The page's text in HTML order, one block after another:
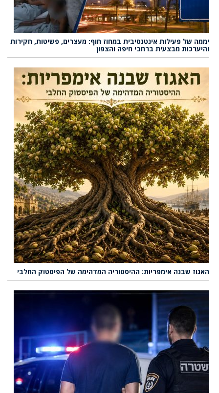
יממה של פעילות אינטנסיבית במחוז חוף: מעצרים, פשיטות, חקירות
והיערכות מבצעית ברחבי חיפה והצפון
האגוז שבנה אימפריות: ההיסטוריה המדהימה של הפיסטוק החלבי